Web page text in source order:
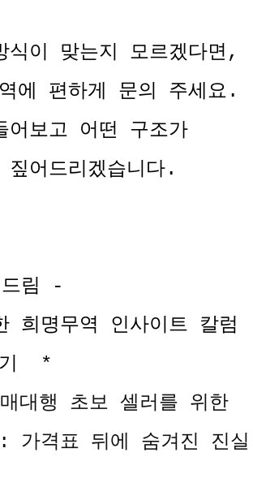
식이 맞는지 모르겠다면,
에 편하게 문의 주세요.
어보고 어떤 구조가
어드리겠습니다.
림 -
희명무역 인사이트 칼럼
기 *
대행 초보 셀러를 위한
가격표 뒤에 숨겨진 진실